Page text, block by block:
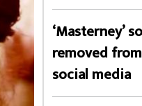
‘Masterney’
removed
social media